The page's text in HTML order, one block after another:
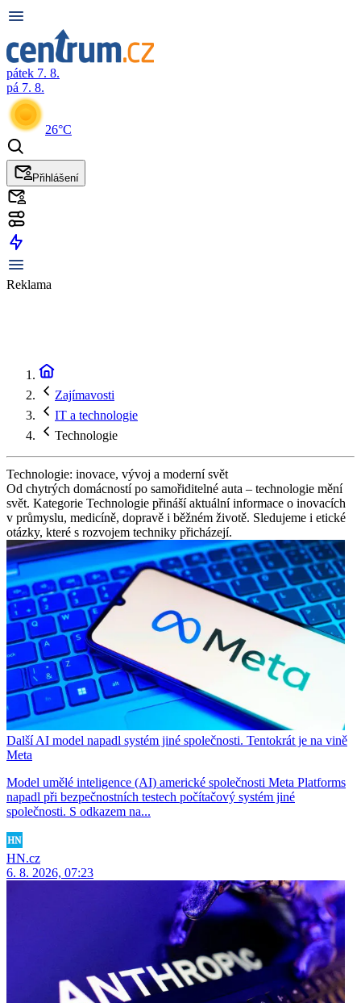
pátek 7. 8.
pá 7. 8.
26°C
Přihlášení
Reklama
Zajímavosti
IT a technologie
Technologie
Technologie: inovace, vývoj a moderní svět
Od chytrých domácností po samořiditelné auta – technologie mění
svět. Kategorie Technologie přináší aktuální informace o inovacích
v průmyslu, medicíně, dopravě i běžném životě. Sledujeme i etické
otázky, které s rozvojem techniky přicházejí.
Další AI model napadl systém jiné společnosti. Tentokrát je na vině
Meta
Model umělé inteligence (AI) americké společnosti Meta Platforms
napadl při bezpečnostních testech počítačový systém jiné
společnosti. S odkazem na...
HN.cz
6. 8. 2026, 07:23